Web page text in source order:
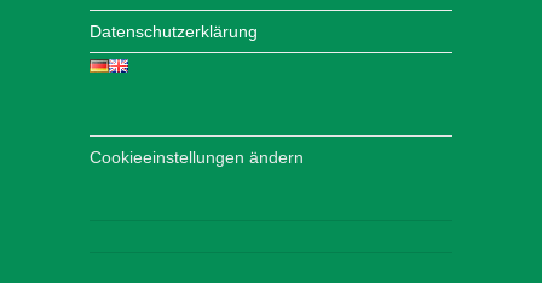
Datenschutzerklärung
Cookieeinstellungen ändern